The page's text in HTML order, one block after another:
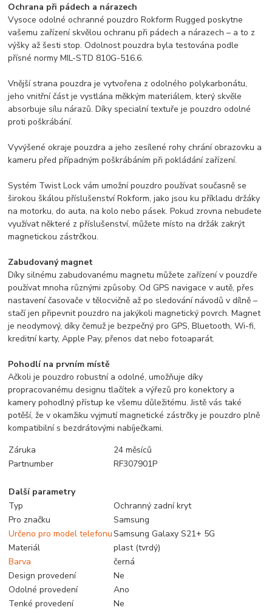
Ochrana při pádech a nárazech
Vysoce odolné ochranné pouzdro Rokform Rugged poskytne
vašemu zařízení skvělou ochranu při pádech a nárazech – a to z
výšky až šesti stop. Odolnost pouzdra byla testována podle
přísné normy MIL-STD 810G-516.6.
Vnější strana pouzdra je vytvořena z odolného polykarbonátu,
jeho vnitřní část je vystlána měkkým materiálem, který skvěle
absorbuje sílu nárazů. Díky specialní textuře je pouzdro odolné
proti poškrábání.
Vyvýšené okraje pouzdra a jeho zesílené rohy chrání obrazovku a
kameru před případným poškrábáním při pokládání zařízení.
Systém Twist Lock vám umožní pouzdro používat současně se
širokou škálou příslušenství Rokform, jako jsou ku příkladu držáky
na motorku, do auta, na kolo nebo pásek. Pokud zrovna nebudete
využívat některé z příslušenství, můžete místo na držák zakrýt
magnetickou zástrčkou.
Zabudovaný magnet
Díky silnému zabudovanému magnetu můžete zařízení v pouzdře
používat mnoha různými způsoby. Od GPS navigace v autě, přes
nastavení časovače v tělocvičně až po sledování návodů v dílně –
stačí jen připevnit pouzdro na jakýkoli magnetický povrch. Magnet
je neodymový, díky čemuž je bezpečný pro GPS, Bluetooth, Wi-fi,
kreditní karty, Apple Pay, přenos dat nebo fotoaparát.
Pohodlí na prvním místě
Ačkoli je pouzdro robustní a odolné, umožňuje díky
propracovanému designu tlačítek a výřezů pro konektory a
kamery pohodlný přístup ke všemu důležitému. Jistě vás také
potěší, že v okamžiku vyjmutí magnetické zástrčky je pouzdro plně
kompatibilní s bezdrátovými nabíječkami.
Záruka
24 měsíců
Partnumber
RF307901P
Další parametry
Typ
Ochranný zadní kryt
Pro značku
Samsung
Určeno pro model telefonuSamsung Galaxy S21+ 5G
Materiál
plast (tvrdý)
Barva
černá
Design provedení
Ne
Odolné provedení
Ano
Tenké provedení
Ne